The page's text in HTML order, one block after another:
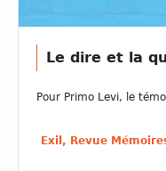
Le dire et la
Pour Primo Levi, le
Exil, Revue